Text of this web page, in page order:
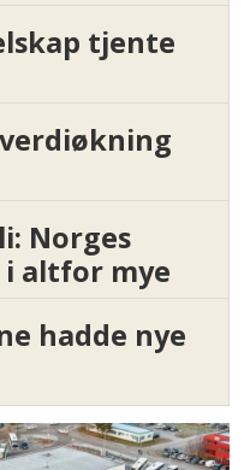
tjente
Norges
altfor mye
hadde nye